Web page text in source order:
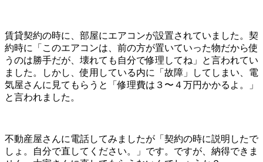
賃貸契約の時に、部屋にエアコンが設置されていました。契
約時に「このエアコンは、前の方が置いていった物だから使
うのは勝手だが、壊れても自分で修理してね」と言われてい
ました。しかし、使用している内に「故障」してしまい、電
気屋さんに見てもらうと「修理費は３〜４万円かかるよ。」
と言われました。
不動産屋さんに電話してみましたが「契約の時に説明したで
しょ。自分で直してください。」です。ですが、納得できま